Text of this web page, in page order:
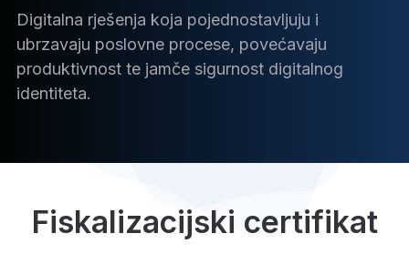
Digitalna rješenja koja pojednostavljuju i
ubrzavaju poslovne procese, povećavaju
produktivnost te jamče sigurnost digitalnog
identiteta.
Fiskalizacijski certifikat